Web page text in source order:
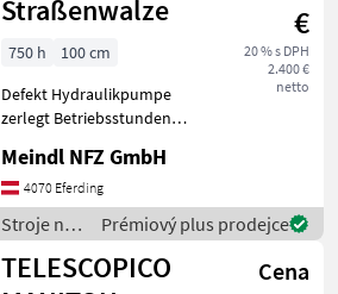
Straßenwalze
€
20 % s DPH
2.400 €
netto
750 h
100 cm
Defekt Hydraulikpumpe
zerlegt Betriebsstunden
stavbu Valec
Meindl NFZ GmbH
4070 Eferding
Stroje na
stavbu /
Dynapac
Prémiový plus prodejce
TELESCOPICO
Cena